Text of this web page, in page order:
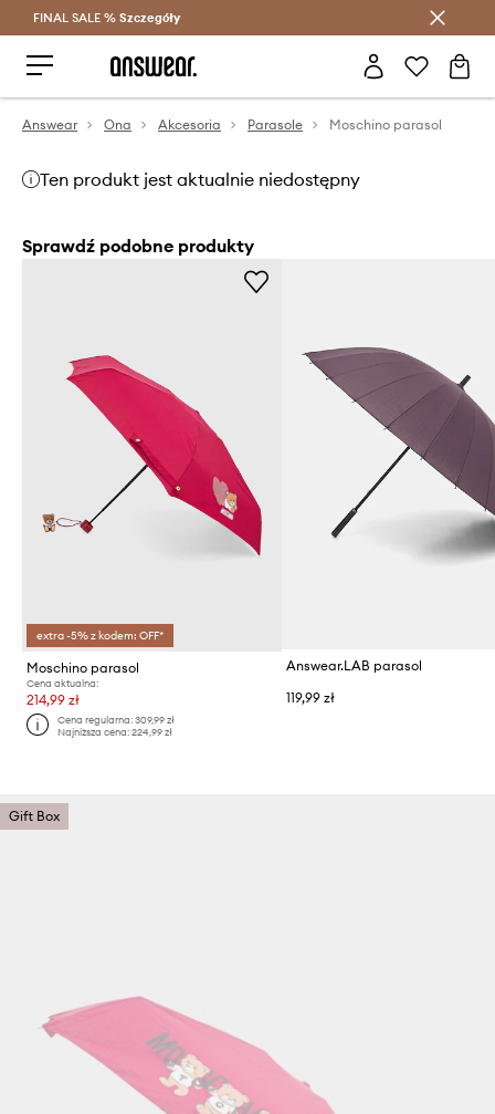
Oszczędzaj z Answear Club >
FINAL SALE % Szczegóły
Answear Ona Akcesoria Parasole Moschino parasol
Ten produkt jest aktualnie niedostępny
Sprawdź podobne produkty
extra -5% z kodem: OFF*
Moschino parasol
Cena aktualna:
214,99 zł
Cena regularna:309,99 zł
Najniższa cena:224,99 zł
Answear.LAB parasol
119,99 zł
Gift Box